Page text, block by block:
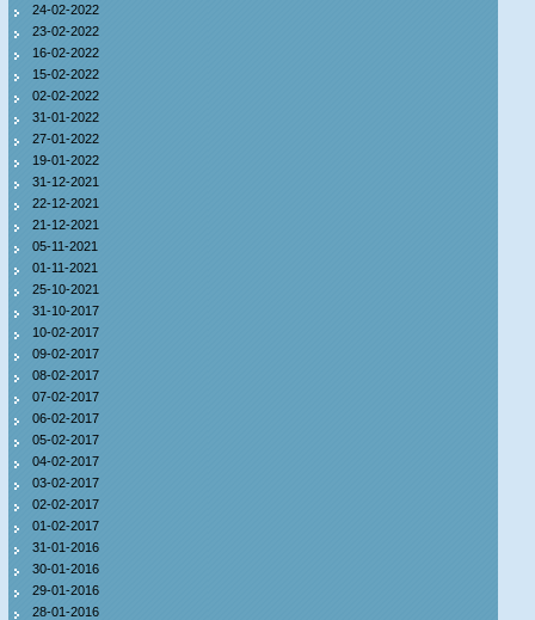
24-02-2022
23-02-2022
16-02-2022
15-02-2022
02-02-2022
31-01-2022
27-01-2022
19-01-2022
31-12-2021
22-12-2021
21-12-2021
05-11-2021
01-11-2021
25-10-2021
31-10-2017
10-02-2017
09-02-2017
08-02-2017
07-02-2017
06-02-2017
05-02-2017
04-02-2017
03-02-2017
02-02-2017
01-02-2017
31-01-2016
30-01-2016
29-01-2016
28-01-2016